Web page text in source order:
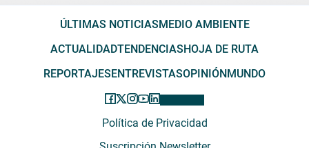
ÚLTIMAS NOTICIASMEDIO AMBIENTE
ACTUALIDADTENDENCIASHOJA DE RUTA
REPORTAJESENTREVISTASOPINIÓNMUNDO
Política de Privacidad